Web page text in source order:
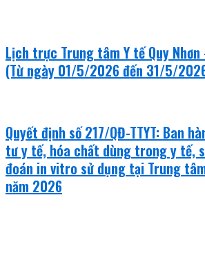
Lịch trực Trung tâm Y tế Quy
(Từ ngày 01/5/2026 đến 31/5/
Quyết định số 217/QĐ-TTYT: Ban
tư y tế, hóa chất dùng trong y tế,
đoán in vitro sử dụng tại Trung
năm 2026